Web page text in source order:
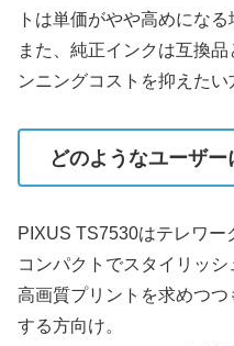
トは単価がやや高めになる
また、純正インクは互換
ンニングコストを抑えたい
どのようなユーザ
PIXUS TS7530はテレワ
コンパクトでスタイリッシ
高画質プリントを求めつ
する方向け。